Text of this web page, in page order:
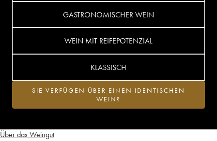
Über das Weingut
GASTRONOMISCHER WEIN
WEIN MIT REIFEPOTENZIAL
KLASSISCH
SIE VERFÜGEN ÜBER EINEN IDENTISCHEN
WEIN?